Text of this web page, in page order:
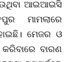
ଆଇଆଇସି
ମାମଲାରେ
ମେଜର ଓ
ବାରଣ